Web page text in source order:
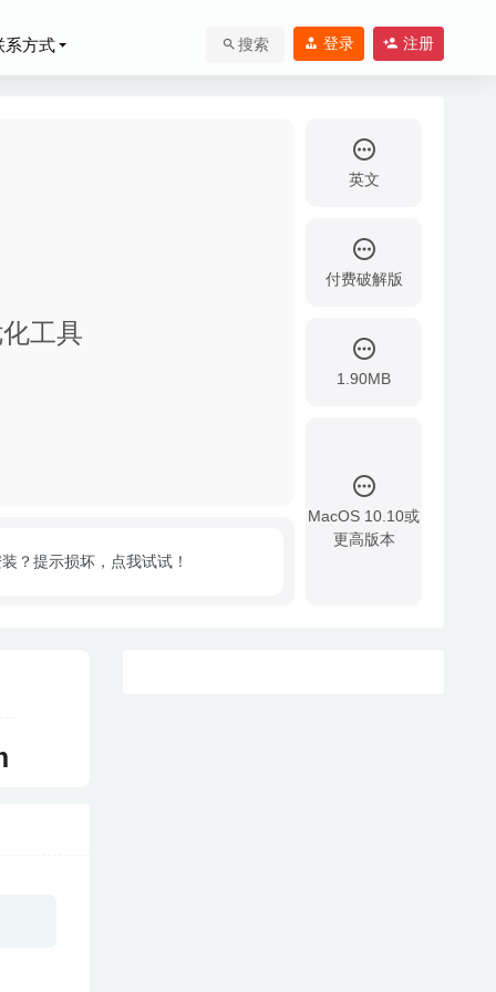
方式 搜索 登录 注册
工具
英文
付费破解版
1.90MB
MacOS 10.10或
更高版本
？提示损坏，点我试试！